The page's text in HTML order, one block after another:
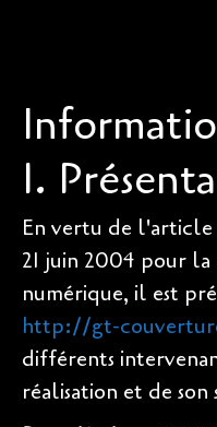
Photos
Photos zinguerie
Contact
Avis
1.
En vertu de l'article
21 juin 2004 pour
numérique, il est
http://gt-
différents
réalisation et de son